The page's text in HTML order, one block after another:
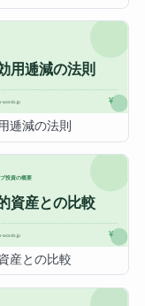
逓減の法則
産との比較